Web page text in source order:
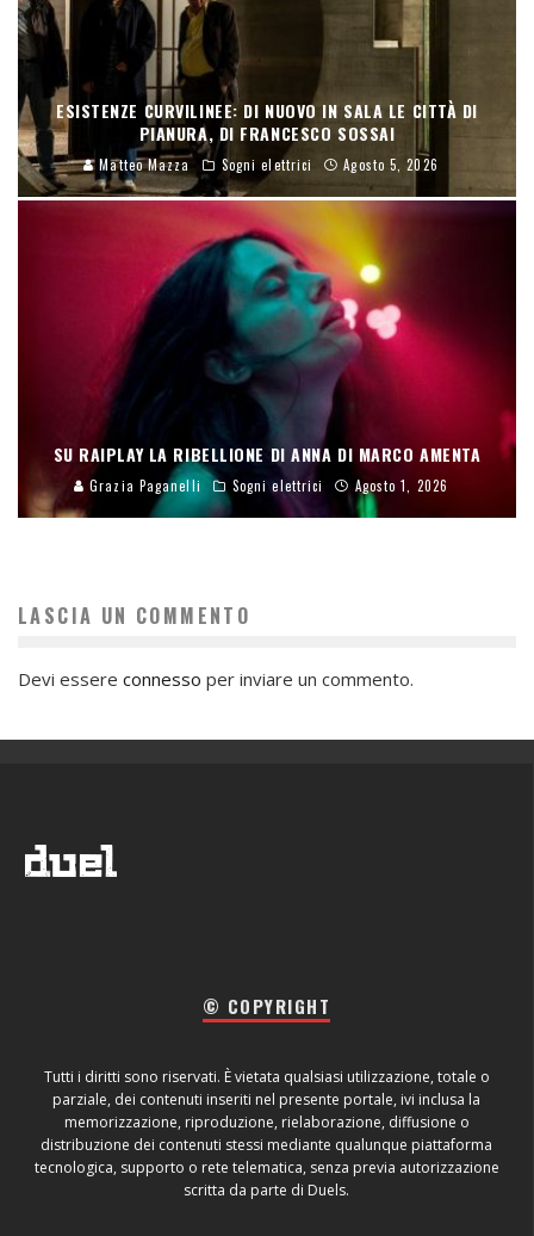
ESISTENZE CURVILINEE: DI NUOVO IN SALA LE CITTÀ DI
PIANURA, DI FRANCESCO SOSSAI
Matteo Mazza Sogni elettrici Agosto 5, 2026
SU RAIPLAY LA RIBELLIONE DI ANNA DI MARCO AMENTA
Grazia Paganelli Sogni elettrici Agosto 1, 2026
LASCIA UN COMMENTO
Devi essere connesso per inviare un commento.
© COPYRIGHT
Tutti i diritti sono riservati. È vietata qualsiasi utilizzazione, totale o
parziale, dei contenuti inseriti nel presente portale, ivi inclusa la
memorizzazione, riproduzione, rielaborazione, diffusione o
distribuzione dei contenuti stessi mediante qualunque piattaforma
tecnologica, supporto o rete telematica, senza previa autorizzazione
scritta da parte di Duels.